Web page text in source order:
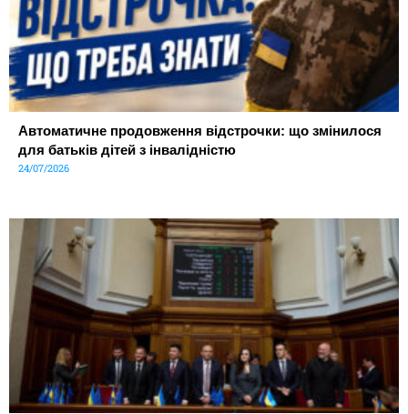
Автоматичне продовження відстрочки: що змінилося
для батьків дітей з інвалідністю
24/07/2026